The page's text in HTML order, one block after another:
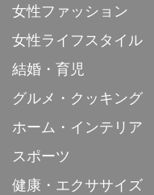
女性ファッション
女性ライフスタイル
結婚・育児
グルメ・クッキング
ホーム・インテリア
スポーツ
健康・エクササイズ